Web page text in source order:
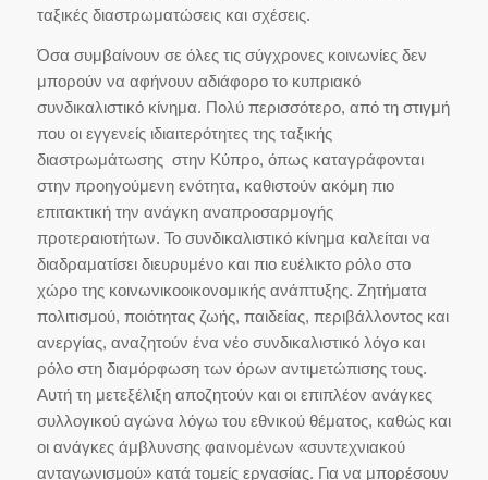
ταξικές διαστρωματώσεις και σχέσεις.
Όσα συμβαίνουν σε όλες τις σύγχρονες κοινωνίες δεν
μπορούν να αφήνουν αδιάφορο το κυπριακό
συνδικαλιστικό κίνημα. Πολύ περισσότερο, από τη στιγμή
που οι εγγενείς ιδιαιτερότητες της ταξικής
διαστρωμάτωσης στην Κύπρο, όπως καταγράφονται
στην προηγούμενη ενότητα, καθιστούν ακόμη πιο
επιτακτική την ανάγκη αναπροσαρμογής
προτεραιοτήτων. Το συνδικαλιστικό κίνημα καλείται να
διαδραματίσει διευρυμένο και πιο ευέλικτο ρόλο στο
χώρο της κοινωνικοοικονομικής ανάπτυξης. Ζητήματα
πολιτισμού, ποιότητας ζωής, παιδείας, περιβάλλοντος και
ανεργίας, αναζητούν ένα νέο συνδικαλιστικό λόγο και
ρόλο στη διαμόρφωση των όρων αντιμετώπισης τους.
Αυτή τη μετεξέλιξη αποζητούν και οι επιπλέον ανάγκες
συλλογικού αγώνα λόγω του εθνικού θέματος, καθώς και
οι ανάγκες άμβλυνσης φαινομένων «συντεχνιακού
ανταγωνισμού» κατά τομείς εργασίας. Για να μπορέσουν